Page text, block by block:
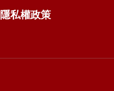
隱私權政策